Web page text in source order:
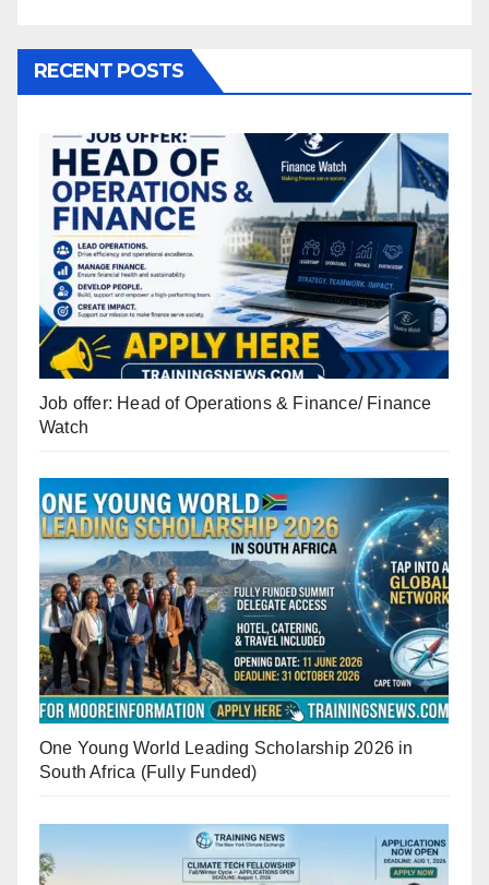
RECENT POSTS
Job offer: Head of Operations & Finance/ Finance
Watch
One Young World Leading Scholarship 2026 in
South Africa (Fully Funded)